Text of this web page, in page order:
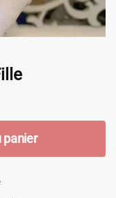
panier